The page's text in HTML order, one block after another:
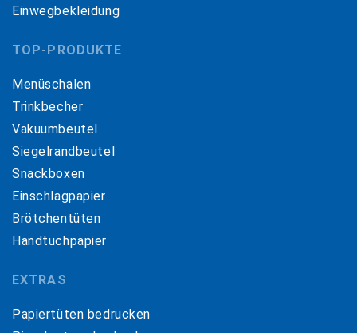
Einwegbekleidung
TOP-PRODUKTE
Menüschalen
Trinkbecher
Vakuumbeutel
Siegelrandbeutel
Snackboxen
Einschlagpapier
Brötchentüten
Handtuchpapier
EXTRAS
Papiertüten bedrucken